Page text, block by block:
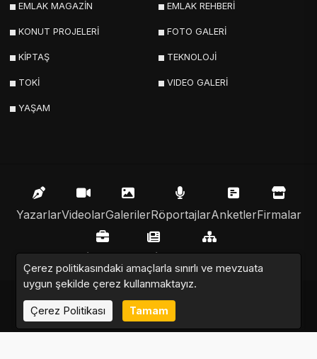
EMLAK MAGAZİN EMLAK REHBERİ
KONUT PROJELERİ FOTO GALERİ
KİPTAŞ TEKNOLOJİ
TOKİ VIDEO GALERİ
YAŞAM
YazarlarVideolarGalerilerRöportajlarAnketlerFirmalar
Emlak Nabzı © 2020 - 2025. Tüm Hakları Saklıdır.
Çerez politikasındaki amaçlarla sınırlı ve mevzuata
uygun şekilde çerez kullanmaktayız.
Çerez Politikası
Tamam